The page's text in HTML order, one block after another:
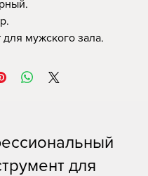
для мужского зала.
для